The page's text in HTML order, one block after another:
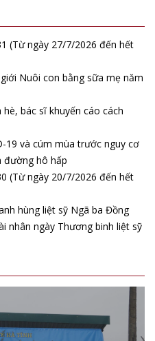
(Từ ngày 27/7/2026 đến hết
Nuôi con bằng sữa mẹ năm
bác sĩ khuyến cáo cách
19 và cúm mùa trước nguy cơ
đường hô hấp
(Từ ngày 20/7/2026 đến hết
hùng liệt sỹ Ngã ba Đồng
nhân ngày Thương binh liệt sỹ